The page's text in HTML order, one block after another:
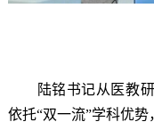
陆铭书记从医教
依托“双一流”学科优